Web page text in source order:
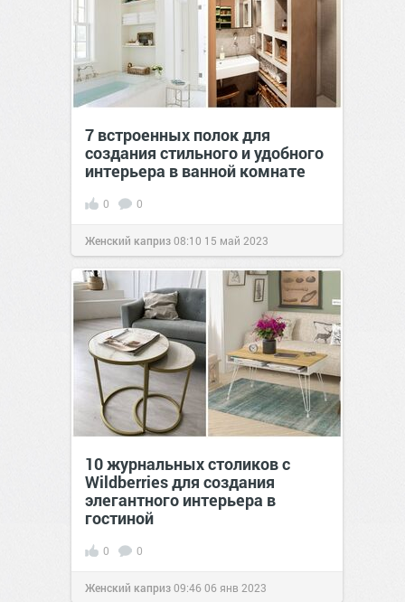
7 встроенных полок для
создания стильного и удобного
интерьера в ванной комнате
0 0
Женский каприз08:10 15 май 2023
10 журнальных столиков с
Wildberries для создания
элегантного интерьера в
гостиной
0 0
Женский каприз09:4606 янв 2023